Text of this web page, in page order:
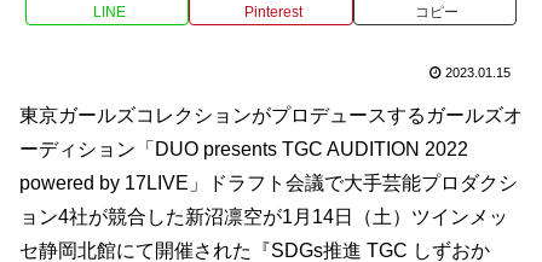
LINE Pinterest コピー
2023.01.15
東京ガールズコレクションがプロデュースするガールズオ
ーディション「DUO presents TGC AUDITION 2022
powered by 17LIVE」ドラフト会議で大手芸能プロダクシ
ョン4社が競合した新沼凛空が1月14日（土）ツインメッ
セ静岡北館にて開催された『SDGs推進 TGC しずおか